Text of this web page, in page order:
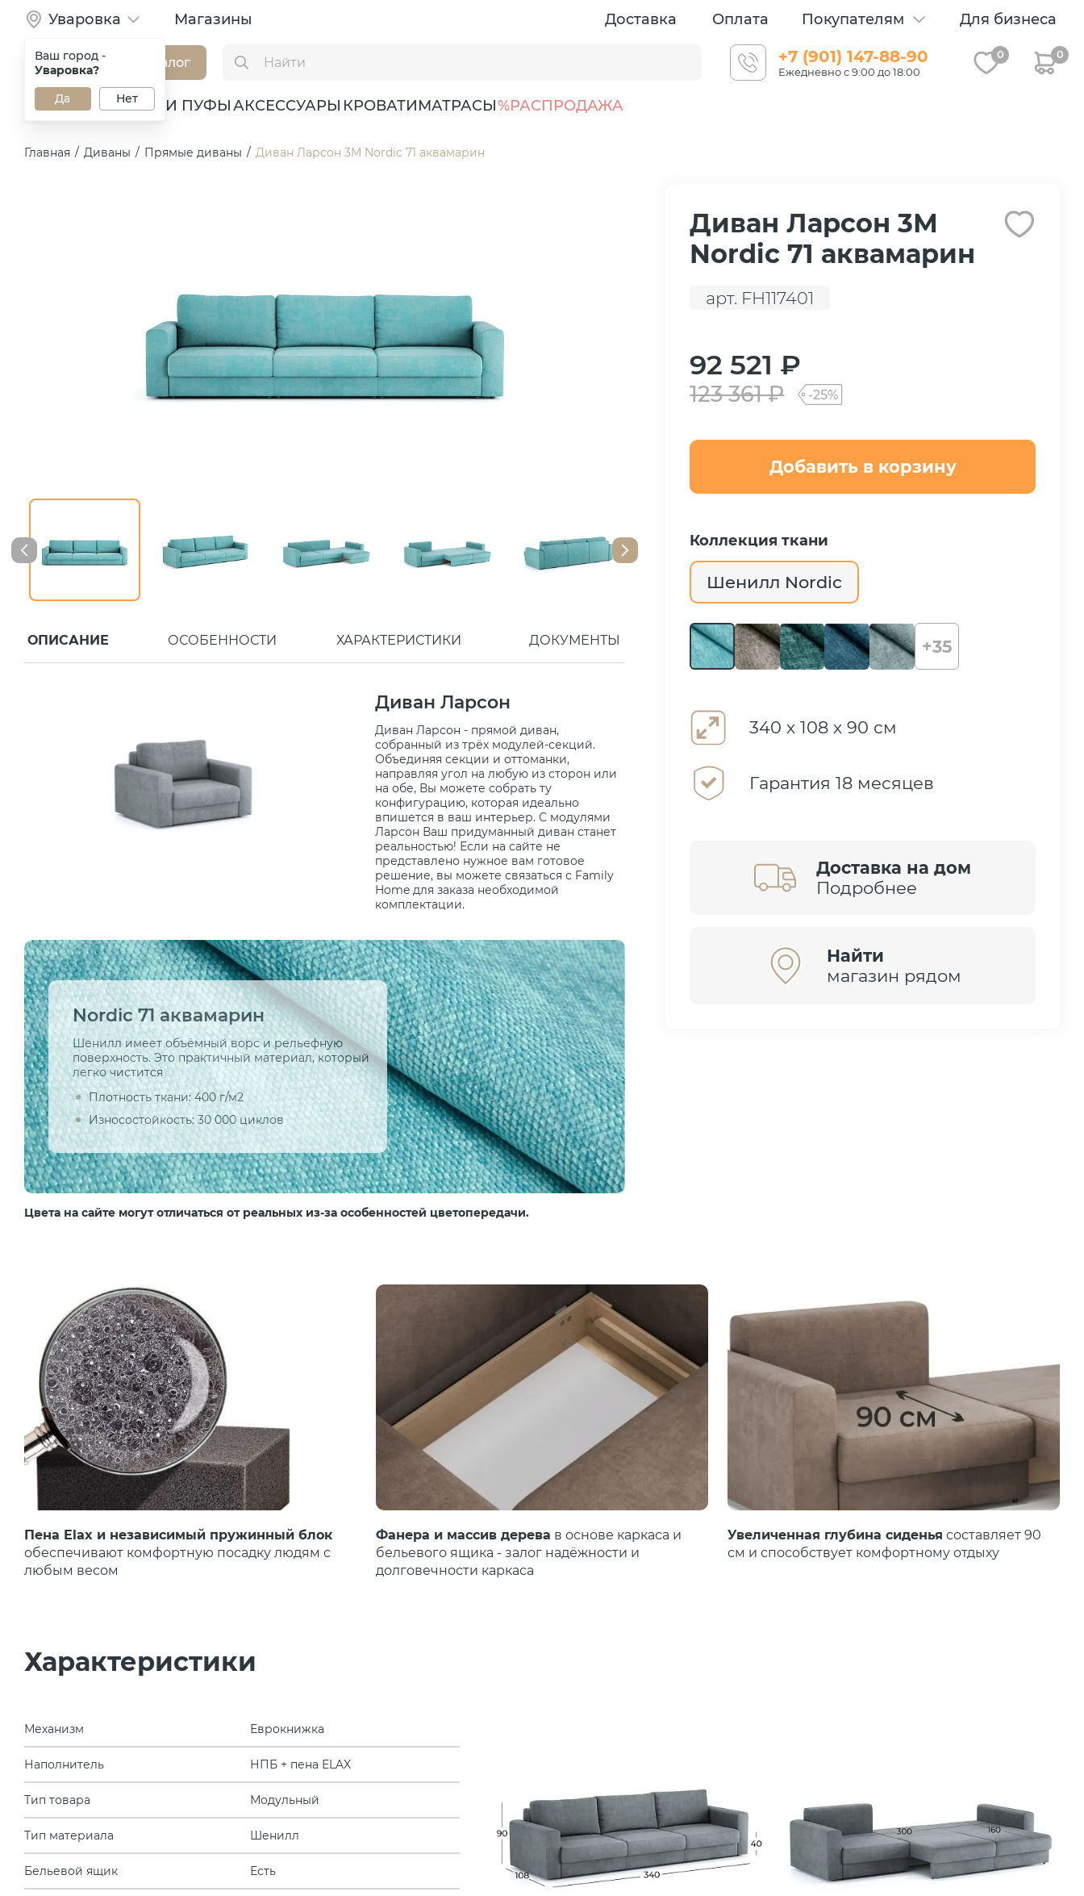
Уваровка
Ваш город -
Уваровка?
Да
Нет
Магазины Доставка Оплата Покупателям Для бизнеса
Каталог +7 (901) 147-88-90
Ежедневно с 9:00 до 18:00
0 0
ДИВАНЫ КРЕСЛА И ПУФЫАКСЕССУАРЫ КРОВАТИМАТРАСЫ%РАСПРОДАЖА
Главная / Диваны / Прямые диваны / Диван Ларсон 3М Nordic 71 аквамарин
ОПИСАНИЕ ОСОБЕННОСТИ ХАРАКТЕРИСТИКИ ДОКУМЕНТЫ
Диван Ларсон
Диван Ларсон - прямой диван,
собранный из трёх модулей-секций.
Объединяя секции и оттоманки,
направляя угол на любую из сторон или
на обе, Вы можете собрать ту
конфигурацию, которая идеально
впишется в ваш интерьер. С модулями
Ларсон Ваш придуманный диван станет
реальностью! Если на сайте не
представлено нужное вам готовое
решение, вы можете связаться с Family
Home для заказа необходимой
комплектации.
Nordic 71 аквамарин
Шенилл имеет объёмный ворс и рельефную
поверхность. Это практичный материал, который
легко чистится
Плотность ткани: 400 г/м2
Износостойкость: 30 000 циклов
Цвета на сайте могут отличаться от реальных из-за особенностей цветопередачи.
Диван Ларсон 3М
Nordic 71 аквамарин
арт. FH117401
92 521 ₽
123 361 ₽ -25%
Добавить в корзину
Коллекция ткани
Шенилл Nordic
+35
340 х 108 х 90 см
Гарантия 18 месяцев
Доставка на дом
Подробнее
Найти
магазин рядом
Пена Elax и независимый пружинный блок
обеспечивают комфортную посадку людям с
любым весом
Фанера и массив дерева в основе каркаса и
бельевого ящика - залог надёжности и
долговечности каркаса
Увеличенная глубина сиденья составляет 90
см и способствует комфортному отдыху
Характеристики
Механизм Еврокнижка
Наполнитель НПБ + пена ELAX
Тип товара Модульный
Тип материала Шенилл
Бельевой ящик Есть